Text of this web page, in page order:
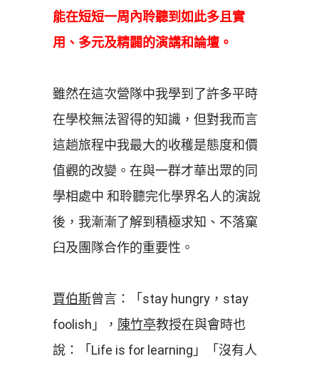
能在短短一周內聆聽到如此多且實
用、多元及精闢的演講和論壇。
雖然在這次營隊中我學到了許多平時
在學校無法習得的知識，但對我而言
這趟旅程中我最大的收穫是態度和價
值觀的改變。在與一群才華出眾的同
學相處中 和聆聽完化學界名人的演說
後，我漸漸了解到積極求知、不落窠
臼及團隊合作的重要性。
賈伯斯曾言：「stay hungry，stay
foolish」， 陳竹亭教授在與會時也
說：「Life is for learning」「沒有人